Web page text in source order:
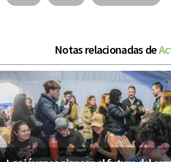
Notas relacionadas de